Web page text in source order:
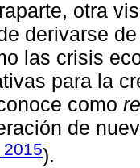
otra
derivarse
las crisis
para la
como
de
2015).